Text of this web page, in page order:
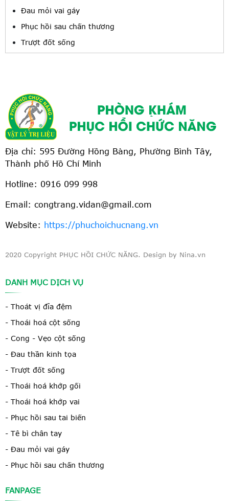
Đau mỏi vai gáy
Phục hồi sau chấn thương
Trượt đốt sống
Địa chỉ: 595 Đường Hồng Bàng, Phường Bình Tây,
Thành phố Hồ Chí Minh
Hotline: 0916 099 998
Email: congtrang.vidan@gmail.com
Website: https://phuchoichucnang.vn
2020 Copyright PHỤC HỒI CHỨC NĂNG. Design by Nina.vn
DANH MỤC DỊCH VỤ
- Thoát vị đĩa đệm
- Thoái hoá cột sống
- Cong - Vẹo cột sống
- Đau thần kinh tọa
- Trượt đốt sống
- Thoái hoá khớp gối
- Thoái hoá khớp vai
- Phục hồi sau tai biến
- Tê bì chân tay
- Đau mỏi vai gáy
- Phục hồi sau chấn thương
FANPAGE